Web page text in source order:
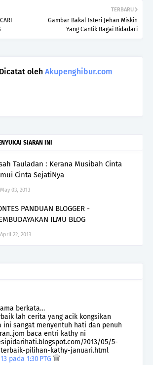
TERBARU
Gambar Bakal Isteri Jehan Miskin
Yang Cantik Bagai Bidadari
Dicatat oleh Akupenghibur.com
SIARAN INI
Tauladan : Kerana Musibah Cinta
Cinta SejatiNya
May 03, 2013
PANDUAN BLOGGER -
ILMU BLOG
April 22, 2013
berkata…
lah cerita yang acik kongsikan
ini sangat menyentuh hati dan penuh
baca entri kathy ni
2013/05/5-
terbaik-pilihan-kathy-januari.html
pada 1:30 PTG